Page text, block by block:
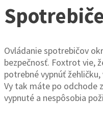
Spotrebiče
Ovládanie spotrebičov
bezpečnosť. Foxtrot vie,
potrebné vypnúť
Vy tak máte po odchode
vypnuté a nespôsobia